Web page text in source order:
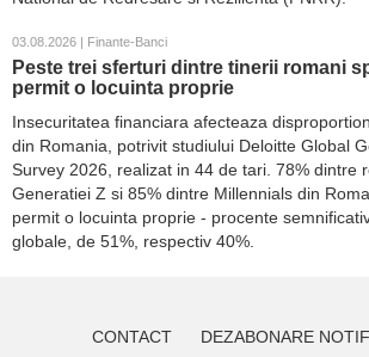
03.08.2026 | Finante-Banci
Peste trei sferturi dintre tinerii romani
permit o locuinta proprie
Insecuritatea financiara afecteaza
din Romania, potrivit studiului Deloitte Global
Survey 2026, realizat in 44 de tari. 78% dintre
Generatiei Z si 85% dintre Millennials din
permit o locuinta proprie - procente
globale, de 51%, respectiv 40%.
CONTACT DEZABONARE